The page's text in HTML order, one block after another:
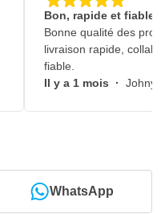
Bon, rapide et fiable
Bonne qualité des
livraison rapide,
fiable.
Il y a 1 mois · Johny,
WhatsApp